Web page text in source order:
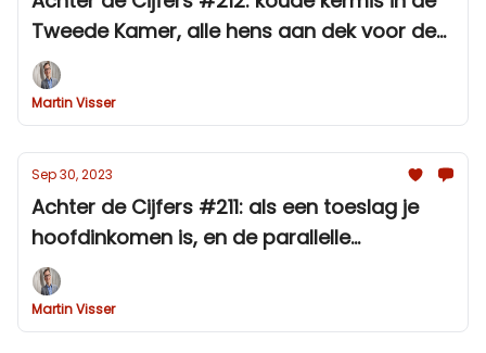
Tweede Kamer, alle hens aan dek voor de
spaartaks en de maatschappelijke
kanteling
Martin Visser
Sep 30, 2023
Achter de Cijfers #211: als een toeslag je
hoofdinkomen is, en de parallelle
werkelijkheid van het CBS-inflatiecijfer
Martin Visser